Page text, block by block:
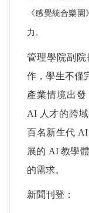
《感覺統合樂
力。
管理學院副
作，學生不僅
產業情境出
AI 人才的跨
百名新生代 AI
展的 AI教學
的需求。
新聞刊登：